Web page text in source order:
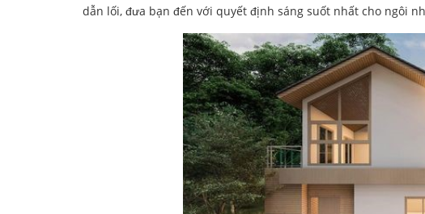
dẫn lối, đưa bạn đến với quyết định sáng suốt nhất cho ngôi